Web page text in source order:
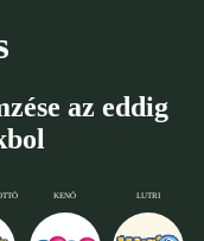
az eddig
KENÓ LUTRI